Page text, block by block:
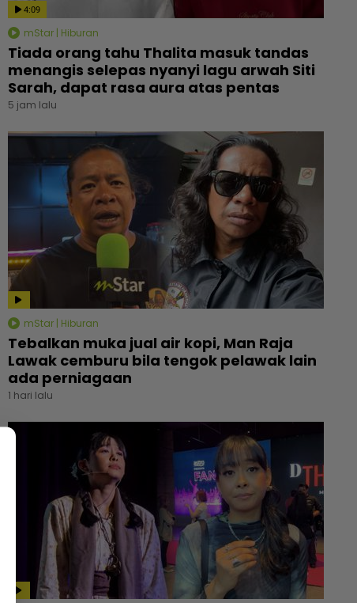
4:09
mStar | Hiburan
Tiada orang tahu Thalita masuk tandas
menangis selepas nyanyi lagu arwah Siti
Sarah, dapat rasa aura atas pentas
5 jam lalu
mStar | Hiburan
Tebalkan muka jual air kopi, Man Raja
Lawak cemburu bila tengok pelawak lain
ada perniagaan
1 hari lalu